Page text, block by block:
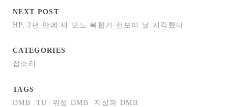
NEXT POST
HP, 2년 만에 새 모노 복합기 선보이 날 지각했다
CATEGORIES
잡소리
TAGS
DMB
TU 위성 DMB 지상파 DMB